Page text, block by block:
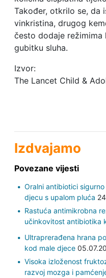
Također, otkrilo se, da
vinkristina, drugog
često dodaje
gubitku sluha.
Izvor:
The Lancet Child &
Izdvajamo
Povezane vijesti
Oralni antibiotici
djecu s upalom pluća
Rastuća antimikrobna
učinkovitost antibiotika
Ultraprerađena hrana
kod male djece
Visoka izloženost
razvoj mozga i